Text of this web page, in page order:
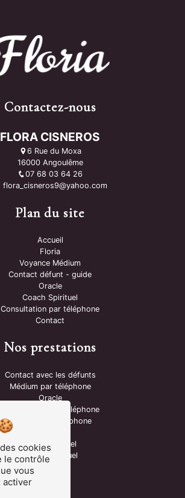
Contactez-nous
FLORA CISNEROS
6 Rue du Moxa
16000 Angoulême
07 68 03 64 26
flora_cisneros9@yahoo.com
Plan du site
Accueil
Floria
Voyance Médium
Contact défunt - guide
Oracle
Coach Spirituel
Consultation par téléphone
Contact
Nos prestations
Contact avec les défunts
Médium par téléphone
Oracle
Consultation par téléphone
Voyante par téléphone
Guide spirituel
Coach spirituel
cookies
le contrôle
vous
activer